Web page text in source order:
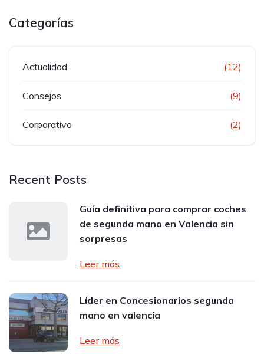
Categorías
Actualidad (12)
Consejos (9)
Corporativo (2)
Recent Posts
Guía definitiva para comprar coches
de segunda mano en Valencia sin
sorpresas
Leer más
Líder en Concesionarios segunda
mano en valencia
Leer más